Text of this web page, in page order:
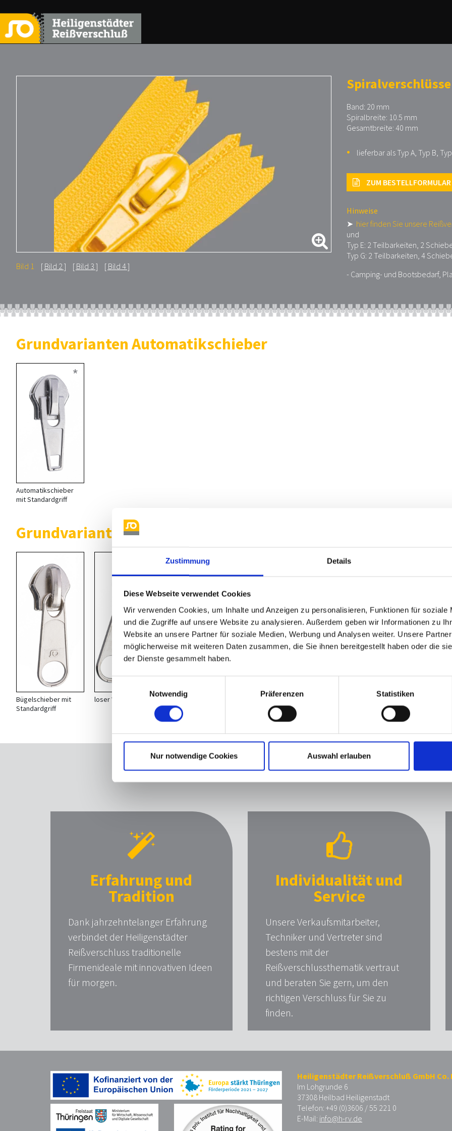
Zustimmung Details
Diese Webseite verwendet Cookies
Wir verwenden Cookies, um Inhalte und Anzeigen zu personalisieren, Funktionen für soziale
und die Zugriffe auf unsere Website zu analysieren. Außerdem geben wir Informationen zu
Website an unsere Partner für soziale Medien, Werbung und Analysen weiter. Unsere
möglicherweise mit weiteren Daten zusammen, die Sie ihnen bereitgestellt haben oder die
der Dienste gesammelt haben.
Einwilligungsauswahl
Notwendig
Präferenzen Statistiken
Nur notwendige Cookies Auswahl erlauben
Bild 1 Bild 2 Bild 3 Bild 4
Spiralverschlüsse
Band: 20 mm
Spiralbreite: 10.5 mm
Gesamtbreite: 40 mm
lieferbar als Typ A, Typ B,
ZUM BESTELLFORMULAR
Hinweise
➤ hier finden Sie unsere
und
Typ E: 2 Teilbarkeiten, 2
Typ G: 2 Teilbarkeiten, 4
- Camping- und Bootsbedarf,
Grundvarianten Automatikschieber
*
Automatikschieber
mit Standardgriff
Grundvarianten lose Schieber
Bügelschieber mit
Standardgriff
loser Wendeschieber
abschliessbarer loser
Bügelschieber
loser Bügelschieber
Kunststoff POM weiß
loser Wendeschieber
Kunststoff POM weiß
WARUM HEILIGENSTÄDTER
Erfahrung und
Tradition
Dank jahrzehntelanger Erfahrung
verbindet der Heiligenstädter
Reißverschluss traditionelle
Firmenideale mit innovativen Ideen
für morgen.
Individualität und
Service
Unsere Verkaufsmitarbeiter,
Techniker und Vertreter sind
bestens mit der
Reißverschlussthematik vertraut
und beraten Sie gern, um den
richtigen Verschluss für Sie zu
finden.
Heiligenstädter Reißverschluß GmbH Co.
Im Lohgrunde 6
37308 Heilbad Heiligenstadt
Telefon: +49 (0)3606 / 55 221 0
E-Mail: info@h-rv.de